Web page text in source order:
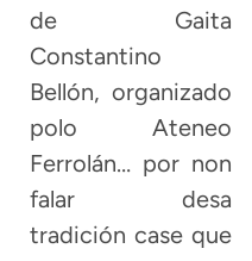
de Gaita
Constantino
Bellón, organizado
polo Ateneo
Ferrolán… por non
falar desa
tradición case que